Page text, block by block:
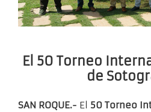
El 50 Torneo
de
SAN ROQUE.- El 50 Torneo